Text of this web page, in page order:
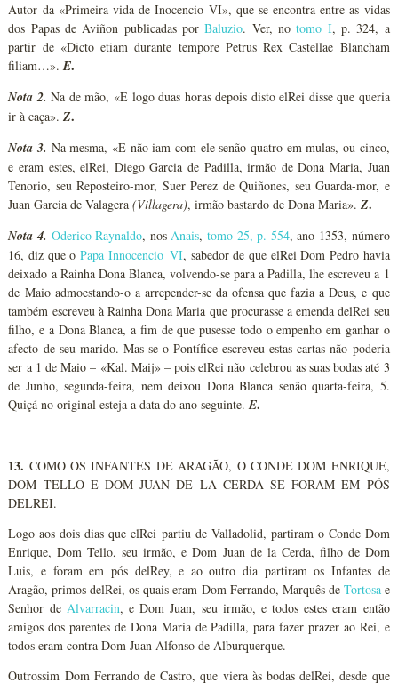
Autor da «Primeira vida de Inocencio VI», que se encontra entre as vidas
dos Papas de Aviñon publicadas porBaluzio. Ver, notomo I, p. 324, a
partir de «Dicto etiam durante tempore Petrus Rex Castellae Blancham
filiam…».E.
Nota 2. Na de mão, «E logo duas horas depois disto elRei disse que queria
ir à caça».Z.
Nota 3. Na mesma, «E não iam com ele senão quatro em mulas, ou cinco,
e eram estes, elRei, Diego Garcia de Padilla, irmão de Dona Maria, Juan
Tenorio, seu Reposteiro-mor, Suer Perez de Quiñones, seu Guarda-mor, e
Juan Garcia de Valagera(Villagera), irmão bastardo de Dona Maria».Z.
Nota 4. Oderico Raynaldo, nosAnais,tomo 25, p. 554, ano 1353, número
16, diz que oPapa Innocencio_VI, sabedor de que elRei Dom Pedro havia
deixado a Rainha Dona Blanca, volvendo-se para a Padilla, lhe escreveu a 1
de Maio admoestando-o a arrepender-se da ofensa que fazia a Deus, e que
também escreveu à Rainha Dona Maria que procurasse a emenda delRei seu
filho, e a Dona Blanca, a fim de que pusesse todo o empenho em ganhar o
afecto de seu marido. Mas se o Pontífice escreveu estas cartas não poderia
ser a 1 de Maio – «Kal. Maij» – pois elRei não celebrou as suas bodas até 3
de Junho, segunda-feira, nem deixou Dona Blanca senão quarta-feira, 5.
Quiçá no original esteja a data do ano seguinte.E.
13. COMO OS INFANTES DE ARAGÃO, O CONDE DOM ENRIQUE,
DOM TELLO E DOM JUAN DE LA CERDA SE FORAM EM PÓS
DELREI.
Logo aos dois dias que elRei partiu de Valladolid, partiram o Conde Dom
Enrique, Dom Tello, seu irmão, e Dom Juan de la Cerda, filho de Dom
Luis, e foram em pós delRey, e ao outro dia partiram os Infantes de
Aragão, primos delRei, os quais eram Dom Ferrando, Marquês de Tortosae
Senhor de Alvarracin, e Dom Juan, seu irmão, e todos estes eram então
amigos dos parentes de Dona Maria de Padilla, para fazer prazer ao Rei, e
todos eram contra Dom Juan Alfonso de Alburquerque.
Outrossim Dom Ferrando de Castro, que viera às bodas delRei, desde que